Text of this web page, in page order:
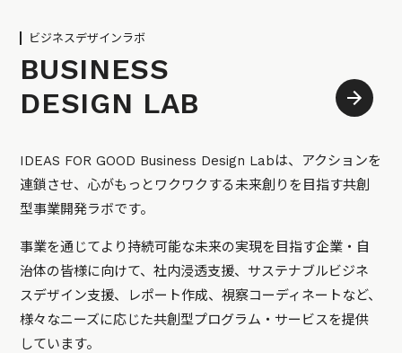
ビジネスデザインラボ
BUSINESS
DESIGN LAB
IDEAS FOR GOOD Business Design Labは、アクションを
連鎖させ、心がもっとワクワクする未来創りを目指す共創
型事業開発ラボです。
事業を通じてより持続可能な未来の実現を目指す企業・自
治体の皆様に向けて、社内浸透支援、サステナブルビジネ
スデザイン支援、レポート作成、視察コーディネートなど、
様々なニーズに応じた共創型プログラム・サービスを提供
しています。